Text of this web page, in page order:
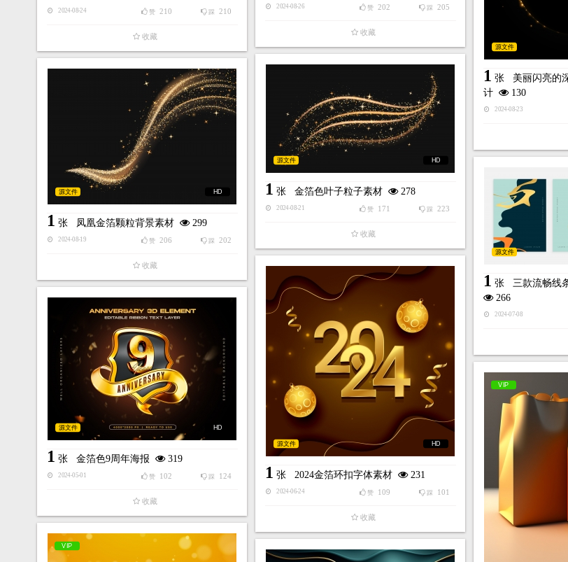
2024-08-26 踩 205
赞 202
收藏
2024-08-24 踩 210
赞 210
收藏
源文件
1 张 美丽闪亮的
计
130
2024-08-23
HD
源文件
1 张 金箔色叶子粒子素材 278
2024-08-21 踩 223
赞 171
收藏
HD
源文件
1 张 凤凰金箔颗粒背景素材 299
2024-08-19 踩 202
赞 206
收藏
源文件
1 张 三款流畅线
266
2024-07-08
HD
源文件
1 张 2024金箔环扣字体素材 231
2024-06-24 踩 101
赞 109
收藏
HD
源文件
1 张 金箔色9周年海报 319
2024-05-01 踩 124
赞 102
收藏
VIP
VIP